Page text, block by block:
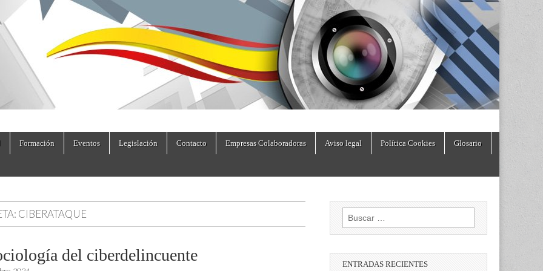
Formación Eventos Legislación Contacto Empresas Colaboradoras Aviso legal Política Cookies Glosario
CIBERATAQUE
del ciberdelincuente
Buscar:
ENTRADAS RECIENTES